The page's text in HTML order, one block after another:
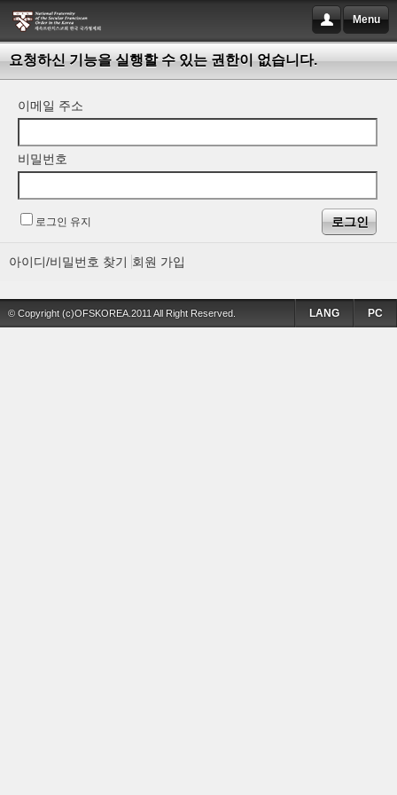
Menu
요청하신 기능을 실행할 수 있는 권한이 없습니다.
이메일 주소
비밀번호
로그인 유지
아이디/비밀번호 찾기 회원 가입
© Copyright (c)OFSKOREA.2011 All Right Reserved. PC
LANG